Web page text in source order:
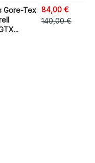
Gore-Tex 84,00 €
140,00 €